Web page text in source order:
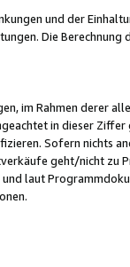
und der
Die
im Rahmen derer
in dieser
Sofern nichts
geht/nicht
laut